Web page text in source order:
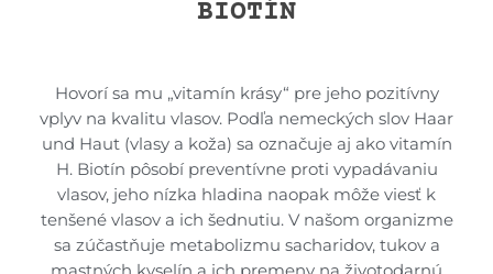
BIOTÍN
Hovorí sa mu „vitamín krásy“ pre jeho pozitívny
vplyv na kvalitu vlasov. Podľa nemeckých slov Haar
und Haut (vlasy a koža) sa označuje aj ako vitamín
H. Biotín pôsobí preventívne proti vypadávaniu
vlasov, jeho nízka hladina naopak môže viesť k
tenšené vlasov a ich šednutiu. V našom organizme
sa zúčastňuje metabolizmu sacharidov, tukov a